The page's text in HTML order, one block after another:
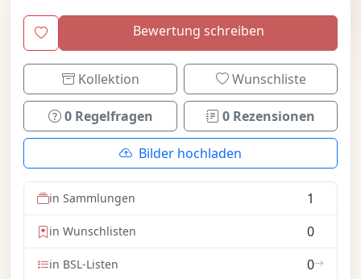
Bewertung schreiben
Kollektion Wunschliste
0 Regelfragen 0 Rezensionen
Bilder hochladen
in Sammlungen 1
in Wunschlisten 0
in BSL-Listen 0